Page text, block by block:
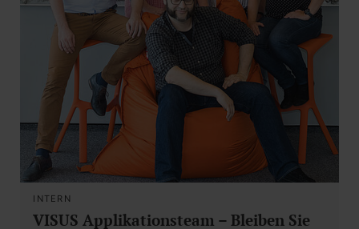
INTERN
VISUS Applikationsteam – Bleiben Sie